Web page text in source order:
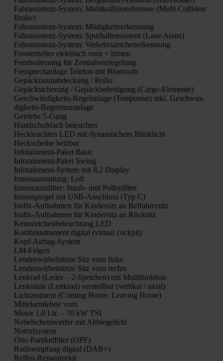
Fahr­as­sis­tenz-Sys­tem: Mul­ti­kol­li­si­ons­brem­se (Mul­ti Col­li­si­on
Bra­ke)
Fahr­as­sis­tenz-Sys­tem: Müdig­keits­er­ken­nung
Fahr­as­sis­tenz-Sys­tem: Spur­hal­te­as­sis­tent (Lane Assist)
Fahr­as­sis­tenz-Sys­tem: Ver­kehrs­zei­chen­er­ken­nung
Fens­ter­he­ber elek­trisch vorn + hin­ten
Fern­be­die­nung für Zen­tral­ver­rie­ge­lung
Frei­sprech­an­la­ge Tele­fon mit Blue­tooth
Gepäck­raum­ab­de­ckung / Rol­lo
Gepäck­si­che­rung / Gepäck­be­fes­ti­gung (Car­go-Ele­men­te)
Geschwin­dig­keits-Regel­an­la­ge (Tem­po­mat) inkl. Geschwin­
dig­keits-Begren­zer­an­la­ge
Getrie­be 5‑Gang
Hand­schuh­fach beleuch­tet
Heck­leuch­ten LED mit dyna­mi­schem Blink­licht
Heck­schei­be heiz­bar
Info­tain­ment-Paket Basic
Info­tain­ment-Paket Swing
Info­tain­ment-Sys­tem mit 8,2 Dis­play
Innen­aus­stat­tung: Loft
Innen­raum­fil­ter: Staub- und Pol­len­fil­ter
Innen­spie­gel mit USB-Anschluss (Typ C)
Iso­fix-Auf­nah­men für Kin­der­sitz an Bei­fah­rer­sitz
Iso­fix-Auf­nah­men für Kin­der­sitz an Rück­sitz
Kenn­zei­chen­be­leuch­tung LED
Kom­bi­in­stru­ment digi­tal (vir­tu­al cock­pit)
Kopf-Air­bag-Sys­tem
LM-Fel­gen
Len­den­wir­bel­stüt­ze Sitz vorn links
Len­den­wir­bel­stüt­ze Sitz vorn rechts
Lenk­rad (Leder – 2‑Speichen) mit Mul­ti­funk­ti­on
Lenk­säu­le (Lenk­rad) ver­stell­bar (ver­ti­kal / axi­al)
Licht­as­sis­tent (Coming Home, Lea­ving Home)
Mit­tel­arm­leh­ne vorn
Motor 1,0 Ltr. – 70 kW TSI
Nebel­schein­wer­fer mit Abbie­ge­licht
Not­ruf­sys­tem
Otto-Par­ti­kel­fil­ter (OPF)
Radio­emp­fang digi­tal (DAB+)
Rei­fen-Repa­ra­tur­kit